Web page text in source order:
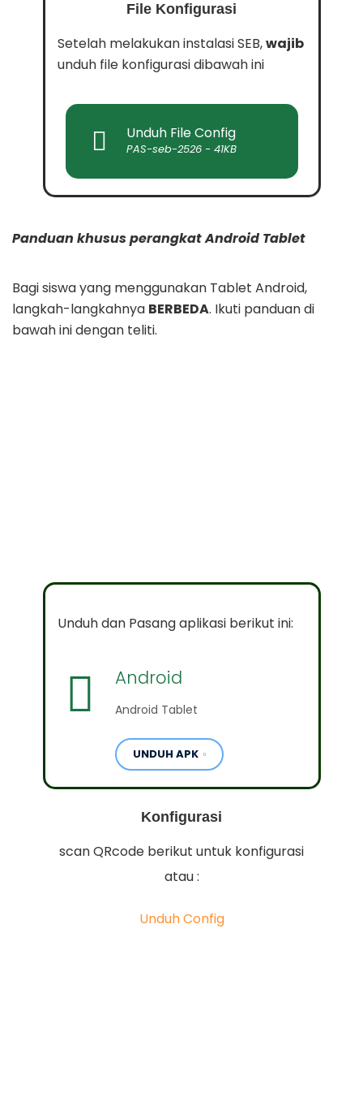
File Konfigurasi
Setelah melakukan instalasi SEB,wajib
unduh file konfigurasi dibawah ini
Unduh File Config
PAS-seb-2526 - 41KB
Panduan khusus perangkat Android Tablet
Bagi siswa yang menggunakan Tablet Android,
langkah-langkahnya BERBEDA. Ikuti panduan di
bawah ini dengan teliti.
Unduh dan Pasang aplikasi berikut ini:
Android
Android Tablet
UNDUH APK
Konfigurasi
scan QRcode berikut untuk konfigurasi
atau :
Unduh Config